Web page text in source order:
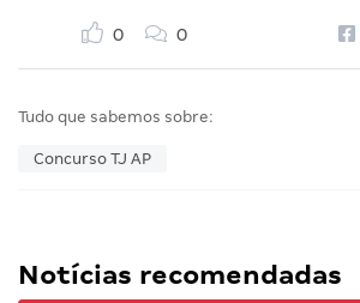
0 0
Tudo que sabemos sobre:
Concurso TJ AP
Notícias recomendadas